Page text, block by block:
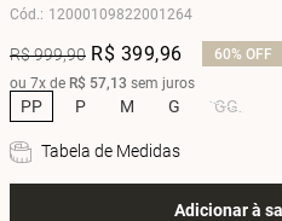
Cód.: 12000109822001264
R$999,90 R$ 399,96 60% OFF
ou 7x de R$ 57,13 sem juros
PP P M G GG
Tabela de Medidas
Adicionar à